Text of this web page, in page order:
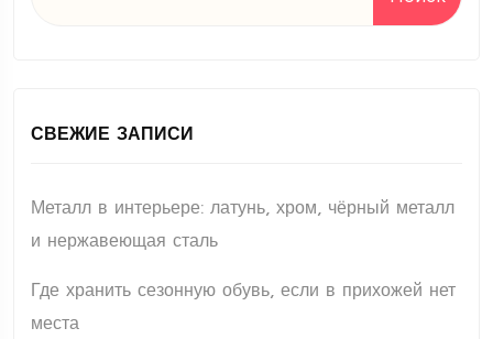
СВЕЖИЕ ЗАПИСИ
Металл в интерьере: латунь, хром, чёрный металл
и нержавеющая сталь
Где хранить сезонную обувь, если в прихожей нет
места